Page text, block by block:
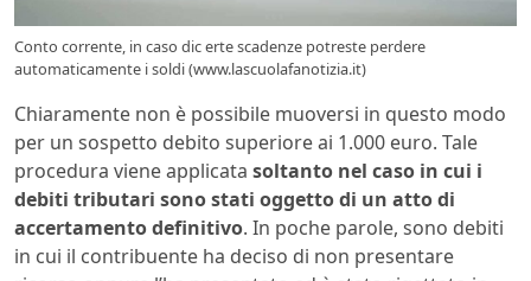
Conto corrente, in caso dic erte scadenze potreste perdere
automaticamente i soldi (www.lascuolafanotizia.it)
Chiaramente non è possibile muoversi in questo modo
per un sospetto debito superiore ai 1.000 euro. Tale
procedura viene applicata soltanto nel caso in cui i
debiti tributari sono stati oggetto di un atto di
accertamento definitivo. In poche parole, sono debiti
in cui il contribuente ha deciso di non presentare